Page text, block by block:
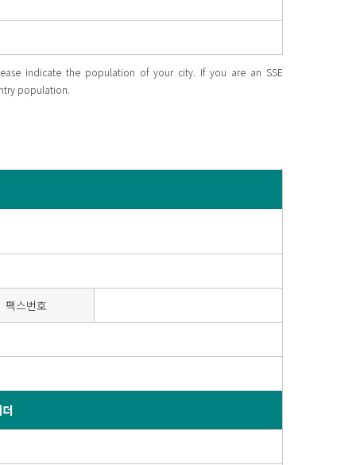
indicate the population of your city. If you are an SSE
population.
팩스번호